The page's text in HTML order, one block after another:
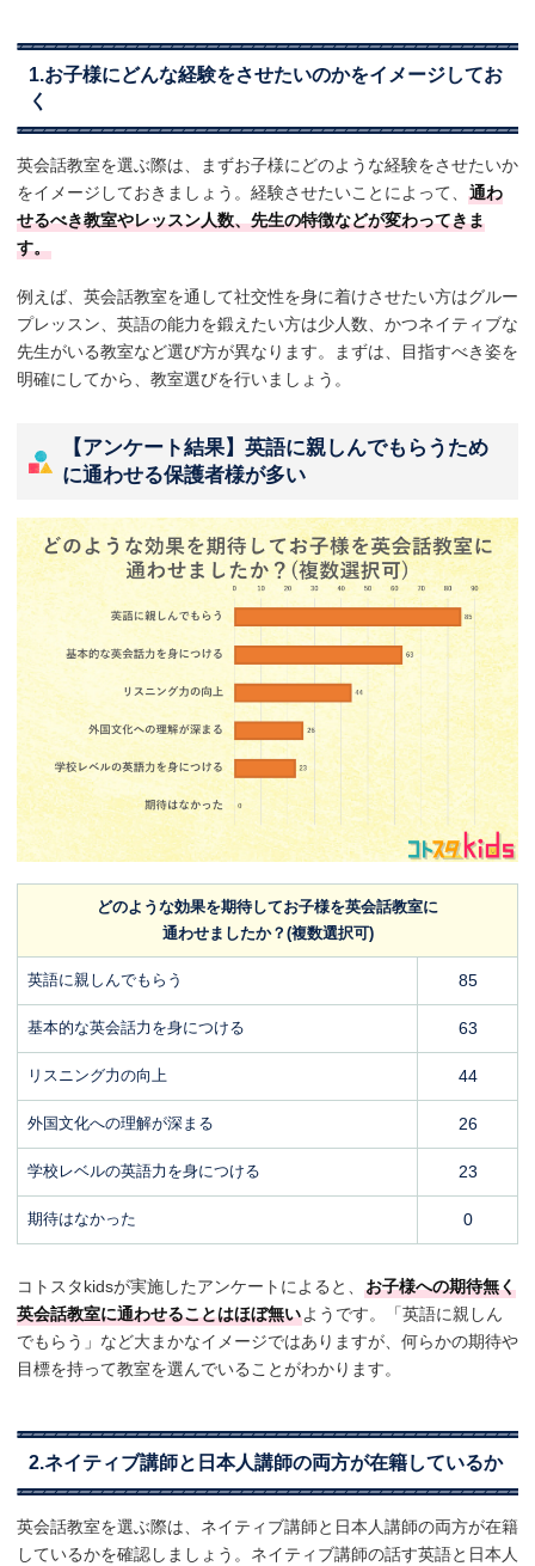
1.お子様にどんな経験をさせたいのかをイメージしてお
く
英会話教室を選ぶ際は、まずお子様にどのような経験をさせたいか
をイメージしておきましょう。経験させたいことによって、 通わ
せるべき教室やレッスン人数、先生の特徴などが変わってきま
す。
例えば、英会話教室を通して社交性を身に着けさせたい方はグルー
プレッスン、英語の能力を鍛えたい方は少人数、かつネイティブな
先生がいる教室など選び方が異なります。まずは、目指すべき姿を
明確にしてから、教室選びを行いましょう。
【アンケート結果】英語に親しんでもらうため
に通わせる保護者様が多い
どのような効果を期待してお子様を英会話教室に
通わせましたか？(複数選択可)
英語に親しんでもらう 85
基本的な英会話力を身につける 63
リスニング力の向上 44
外国文化への理解が深まる 26
学校レベルの英語力を身につける 23
期待はなかった 0
コトスタkidsが実施したアンケートによると、 お子様への期待無く
英会話教室に通わせることはほぼ無いようです。「英語に親しん
でもらう」など大まかなイメージではありますが、何らかの期待や
目標を持って教室を選んでいることがわかります。
2.ネイティブ講師と日本人講師の両方が在籍しているか
英会話教室を選ぶ際は、ネイティブ講師と日本人講師の両方が在籍
しているかを確認しましょう。ネイティブ講師の話す英語と日本人